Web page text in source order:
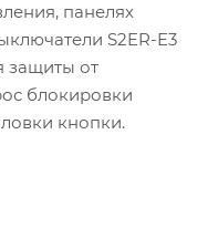
панелях
S2ER-E3
защиты от
блокировки
кнопки.